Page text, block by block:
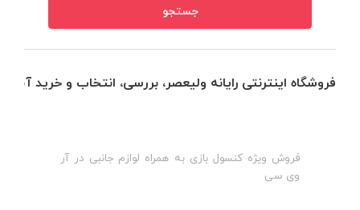
فروشگاه اینترنتی رایانه ولیعصر، بررسی، انتخاب و خرید
فروش ویژه کنسول بازی به همراه لوازم جانبی در آر
وی سی